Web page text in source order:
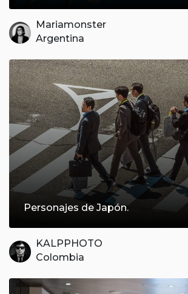
Mariamonster
Argentina
Personajes de Japón.
KALPPHOTO
Colombia